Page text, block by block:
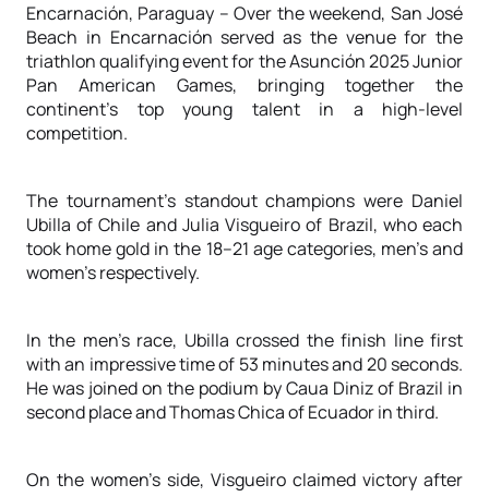
Encarnación, Paraguay – Over the weekend, San José
Beach in Encarnación served as the venue for the
triathlon qualifying event for the Asunción 2025 Junior
Pan American Games, bringing together the
continent’s top young talent in a high-level
competition.
The tournament’s standout champions were Daniel
Ubilla of Chile and Julia Visgueiro of Brazil, who each
took home gold in the 18–21 age categories, men’s and
women’s respectively.
In the men’s race, Ubilla crossed the finish line first
with an impressive time of 53 minutes and 20 seconds.
He was joined on the podium by Caua Diniz of Brazil in
second place and Thomas Chica of Ecuador in third.
On the women’s side, Visgueiro claimed victory after